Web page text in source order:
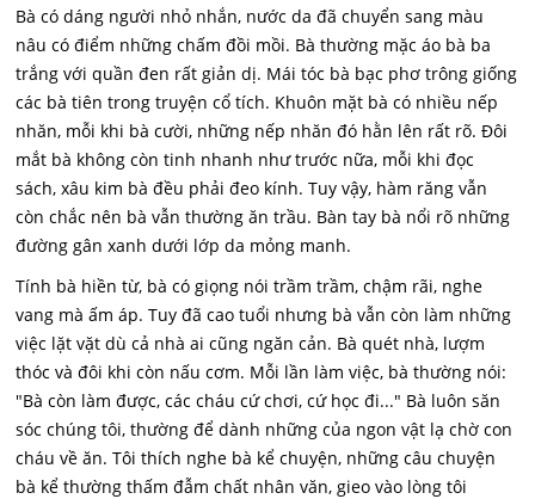
Bà có dáng người nhỏ nhắn, nước da đã chuyển sang màu
nâu có điểm những chấm đồi mồi. Bà thường mặc áo bà ba
trắng với quần đen rất giản dị. Mái tóc bà bạc phơ trông giống
các bà tiên trong truyện cổ tích. Khuôn mặt bà có nhiều nếp
nhăn, mỗi khi bà cười, những nếp nhăn đó hằn lên rất rõ. Đôi
mắt bà không còn tinh nhanh như trước nữa, mỗi khi đọc
sách, xâu kim bà đều phải đeo kính. Tuy vậy, hàm răng vẫn
còn chắc nên bà vẫn thường ăn trầu. Bàn tay bà nổi rõ những
đường gân xanh dưới lớp da mỏng manh.
Tính bà hiền từ, bà có giọng nói trầm trầm, chậm rãi, nghe
vang mà ấm áp. Tuy đã cao tuổi nhưng bà vẫn còn làm những
việc lặt vặt dù cả nhà ai cũng ngăn cản. Bà quét nhà, lượm
thóc và đôi khi còn nấu cơm. Mỗi lần làm việc, bà thường nói:
"Bà còn làm được, các cháu cứ chơi, cứ học đi..." Bà luôn săn
sóc chúng tôi, thường để dành những của ngon vật lạ chờ con
cháu về ăn. Tôi thích nghe bà kể chuyện, những câu chuyện
bà kể thường thấm đẫm chất nhân văn, gieo vào lòng tôi